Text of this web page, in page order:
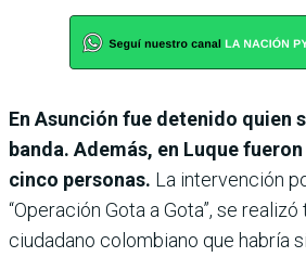
En Asunción fue detenido quien
banda. Además, en Luque
cinco personas. La intervención
“Operación Gota a Gota”, se
ciudadano colombiano que habría